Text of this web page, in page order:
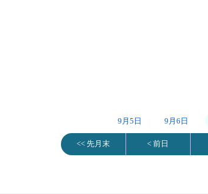
9月5日 9月6日
<< 先月末 < 前日